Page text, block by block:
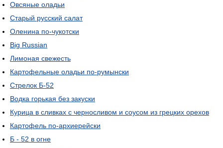
Овсяные оладьи
Старый русский салат
Оленина по-чукотски
Big Russian
Лимоная свежесть
Картофельные оладьи по-румынски
Стрелок Б-52
Водка горькая без закуски
Курица в сливках с черносливом и соусом из грецких орехов
Картофель по-архиерейски
Б - 52 в огне